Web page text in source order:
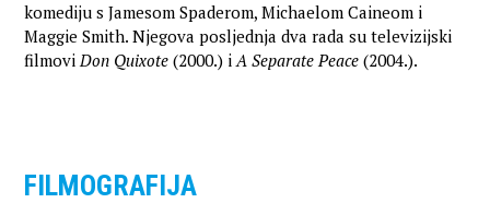
komediju s Jamesom Spaderom, Michaelom Caineom i
Maggie Smith. Njegova posljednja dva rada su televizijski
filmoviDon Quixote (2000.) iA Separate Peace (2004.).
FILMOGRAFIJA